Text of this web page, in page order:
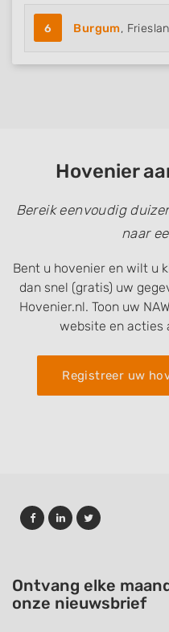
6 Burgum,
Hovenier
Bereik eenvoudig
naar
Bent u hovenier en wilt u
dan snel (gratis) uw
Hovenier.nl. Toon uw
website en acties
Registreer uw
Ontvang elke
onze nieuwsbrief